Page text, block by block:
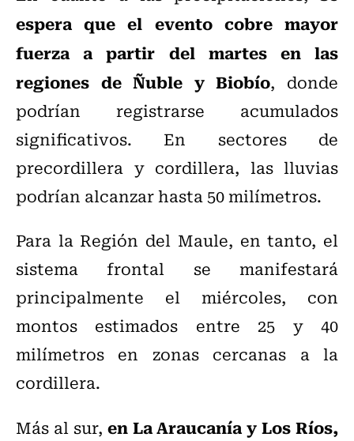
espera que el evento cobre mayor
fuerza a partir del martes en las
regiones de Ñuble y Biobío, donde
podrían registrarse acumulados
significativos. En sectores de
precordillera y cordillera, las lluvias
podrían alcanzar hasta 50 milímetros.
Para la Región del Maule, en tanto, el
sistema frontal se manifestará
principalmente el miércoles, con
montos estimados entre 25 y 40
milímetros en zonas cercanas a la
cordillera.
Más al sur, en La Araucanía y Los Ríos,